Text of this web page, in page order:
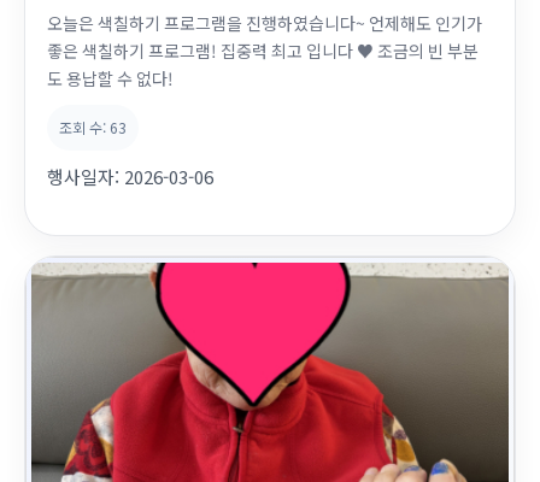
오늘은 색칠하기 프로그램을 진행하였습니다~ 언제해도 인기가
좋은 색칠하기 프로그램! 집중력 최고 입니다 ♥ 조금의 빈 부분
도 용납할 수 없다!
조회 수: 63
행사일자: 2026-03-06